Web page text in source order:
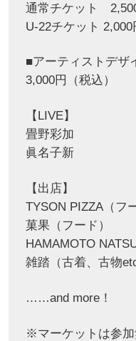
通常チケット 2,500
U-22チケット 2,000
■アーティストデザ
3,000円（税込）
【LIVE】
畳野彩加
眞名子新
【出店】
TYSON PIZZA（フ
菓果（フード）
HAMAMOTO
雑踏（古着、古物
……and more！
※マーケットは参